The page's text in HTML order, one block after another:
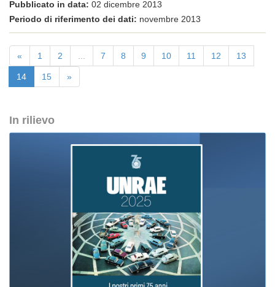
Pubblicato in data: 02 dicembre 2013
Periodo di riferimento dei dati: novembre 2013
« 1 2 7 8 9 10 11 12 13
14 15 »
In rilievo